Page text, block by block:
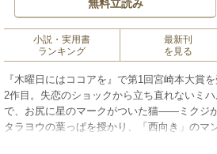
無料立読み
小説・実用書
ランキング
最新刊
を見る
『木曜日にはココアを』で第1回宮崎本大賞
2作目。失恋のショックから立ち直れないミ
で、お尻に星のマークがついた猫――ミクジ
タラヨウの葉っぱを授かり、「西向き」のマ
おばの家を訪れるが……。中学生の娘と仲良